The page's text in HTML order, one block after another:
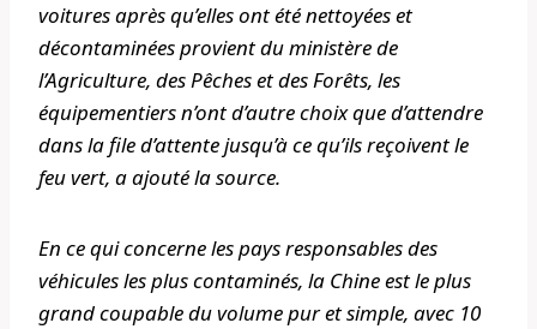
voitures après qu’elles ont été nettoyées et
décontaminées provient du ministère de
l’Agriculture, des Pêches et des Forêts, les
équipementiers n’ont d’autre choix que d’attendre
dans la file d’attente jusqu’à ce qu’ils reçoivent le
feu vert, a ajouté la source.
En ce qui concerne les pays responsables des
véhicules les plus contaminés, la Chine est le plus
grand coupable du volume pur et simple, avec 10